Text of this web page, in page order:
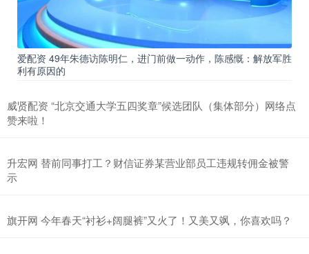
爱配资 49年朱德访陈明仁，进门前做一动作，陈感慨：解放军胜
利有原因的
威贤配资 “北京交通大学五四奖章”候选团队（集体部分）网络点
赞来啦！
升宏网 替前同事打工？财信证券某营业部员工违规转佣金被警
示
旗开网 今年春天“衬衫+阔腿裤”又火了！又美又飒，你喜欢吗？